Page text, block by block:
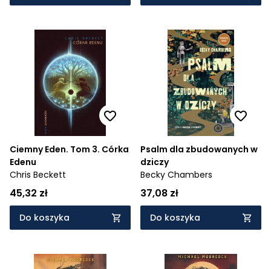
Ciemny Eden. Tom 3. Córka
Edenu
Chris Beckett
45,32 zł
Do koszyka
Psalm dla zbudowanych w
dziczy
Becky Chambers
37,08 zł
Do koszyka